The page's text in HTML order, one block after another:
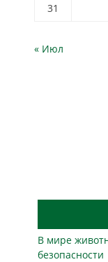
31
« Июл
В мире
безопасности